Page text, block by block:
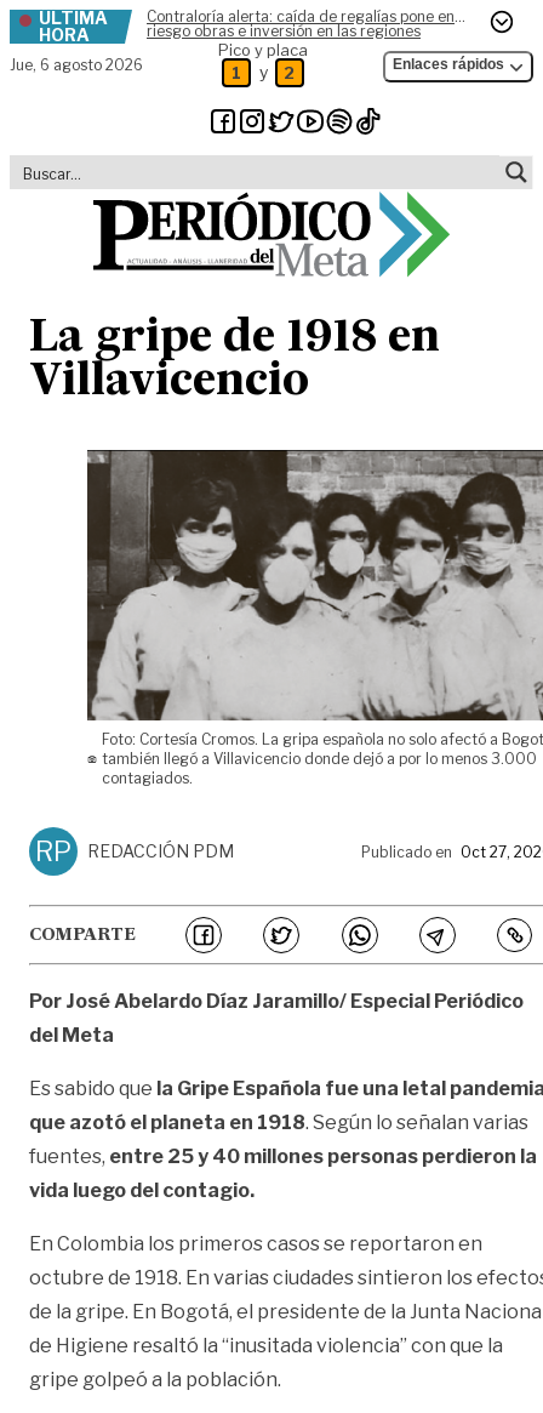
Skip to content
ÚLTIMA
HORA
Contraloría alerta: caída de regalías pone en
riesgo obras e inversión en las regiones
Jue, 6 agosto 2026
Pico y placa
1 y 2 Enlaces rápidos
La gripe de 1918 en
Villavicencio
Foto: Cortesía Cromos. La gripa española no solo afectó a
también llegó a Villavicencio donde dejó a por lo menos 3.000
contagiados.
RP REDACCIÓN PDM Publicado en Oct 27,
COMPARTE
Por José Abelardo Díaz Jaramillo/ Especial Periódico
del Meta
Es sabido que la Gripe Española fue una letal
que azotó el planeta en 1918. Según lo señalan varias
fuentes, entre 25 y 40 millones personas perdieron la
vida luego del contagio.
En Colombia los primeros casos se reportaron en
octubre de 1918. En varias ciudades sintieron los
de la gripe. En Bogotá, el presidente de la Junta
de Higiene resaltó la “inusitada violencia” con que la
gripe golpeó a la población.